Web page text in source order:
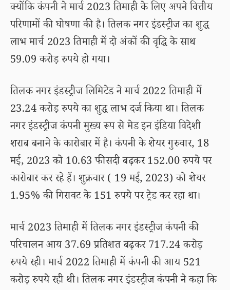
क्योंकि कंपनी ने मार्च 2023 तिमाही के लिए अपने वित्तीय
परिणामों की घोषणा की है। तिलक नगर इंडस्ट्रीज का शुद्ध
लाभ मार्च 2023 तिमाही में दो अंकों की वृद्धि के साथ
59.09 करोड़ रुपये हो गया।
तिलक नगर इंडस्ट्रीज लिमिटेड ने मार्च 2022 तिमाही में
23.24 करोड़ रुपये का शुद्ध लाभ दर्ज किया था। तिलक
नगर इंडस्ट्रीज कंपनी मुख्य रूप से मेड इन इंडिया विदेशी
शराब बनाने के कारोबार में है। कंपनी के शेयर गुरुवार, 18
मई, 2023 को 10.63 फीसदी बढ़कर 152.00 रुपये पर
कारोबार कर रहे हैं। शुक्रवार ( 19 मई, 2023) को शेयर
1.95% की गिरावट के 151 रुपये पर ट्रेड कर रहा था।
मार्च 2023 तिमाही में तिलक नगर इंडस्ट्रीज कंपनी की
परिचालन आय 37.69 प्रतिशत बढ़कर 717.24 करोड़
रुपये रही। मार्च 2022 तिमाही में कंपनी की आय 521
करोड़ रुपये रही थी। तिलक नगर इंडस्ट्रीज कंपनी ने कहा कि